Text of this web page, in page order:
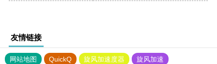
友情链接
网站地图 QuickQ 旋风加速度器
旋风加速